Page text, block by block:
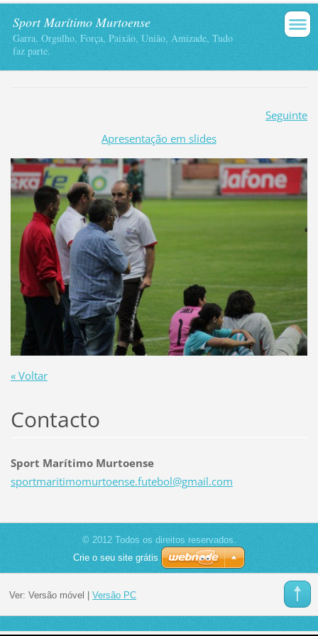
Sport Marítimo Murtoense
Garra, Orgulho, Força, Paixão, União, Amizade, Tudo
faz parte.
Seguinte
Apresentação em slides
« Voltar
Contacto
Sport Marítimo Murtoense
sportmaritimomurtoense.futebol@gmail.com
© 2012 Todos os direitos reservados.
Crie o seu site grátis
Ver: Versão móvel | Versão PC